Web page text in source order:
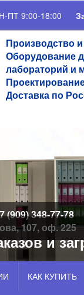
ПТ 9:00-18:00
Производство
Оборудование
лабораторий и
Доставка по
(909) 348-77-78
107, оф. 225
и
КАК КУПИТЬ